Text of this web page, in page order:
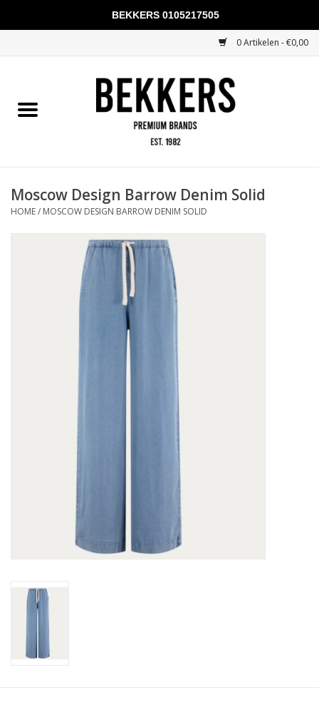
0 Artikelen - €0,00
Mannen
KADOBONNEN
Moscow Design Barrow Denim Solid
HOME/ MOSCOW DESIGN BARROW DENIM SOLID
BEKKERS 0105217505